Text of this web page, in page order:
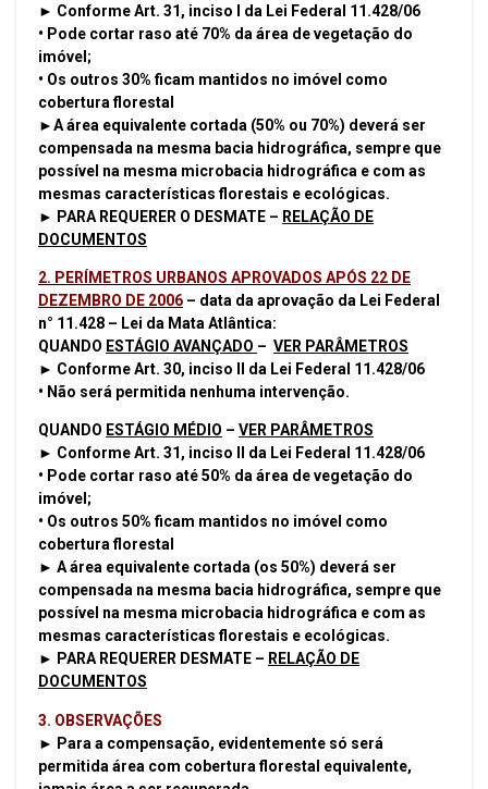
► Conforme Art. 31, inciso I da Lei Federal 11.428/06
• Pode cortar raso até 70% da área de vegetação do
imóvel;
• Os outros 30% ficam mantidos no imóvel como
cobertura florestal
►A área equivalente cortada (50% ou 70%) deverá ser
compensada na mesma bacia hidrográfica, sempre que
possível na mesma microbacia hidrográfica e com as
mesmas características florestais e ecológicas.
► PARA REQUERER O DESMATE – RELAÇÃO DE
DOCUMENTOS
2. PERÍMETROS URBANOS APROVADOS APÓS 22 DE
DEZEMBRO DE 2006 – data da aprovação da Lei Federal
n° 11.428 – Lei da Mata Atlântica:
QUANDO ESTÁGIO AVANÇADO – VER PARÂMETROS
► Conforme Art. 30, inciso II da Lei Federal 11.428/06
• Não será permitida nenhuma intervenção.
QUANDO ESTÁGIO MÉDIO – VER PARÂMETROS
► Conforme Art. 31, inciso II da Lei Federal 11.428/06
• Pode cortar raso até 50% da área de vegetação do
imóvel;
• Os outros 50% ficam mantidos no imóvel como
cobertura florestal
► A área equivalente cortada (os 50%) deverá ser
compensada na mesma bacia hidrográfica, sempre que
possível na mesma microbacia hidrográfica e com as
mesmas características florestais e ecológicas.
► PARA REQUERER DESMATE – RELAÇÃO DE
DOCUMENTOS
3. OBSERVAÇÕES
► Para a compensação, evidentemente só será
permitida área com cobertura florestal equivalente,